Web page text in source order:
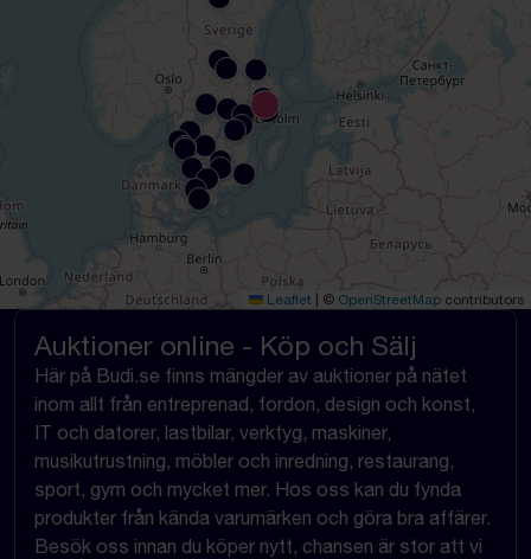
Leaflet © OpenStreetMap contributors
Auktioner online - Köp och Sälj
Här på Budi.se finns mängder av auktioner på nätet
inom allt från entreprenad, fordon, design och konst,
IT och datorer, lastbilar, verktyg, maskiner,
musikutrustning, möbler och inredning, restaurang,
sport, gym och mycket mer. Hos oss kan du fynda
produkter från kända varumärken och göra bra affärer.
Besök oss innan du köper nytt, chansen är stor att vi